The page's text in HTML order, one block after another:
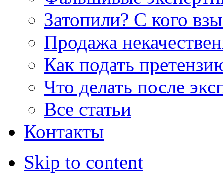
Затопили? С кого
Продажа
Как подать
Что делать после
Все статьи
Контакты
Skip to content